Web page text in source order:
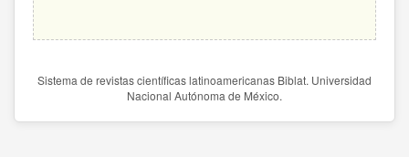
Sistema de revistas científicas latinoamericanas Biblat. Universidad
Nacional Autónoma de México.